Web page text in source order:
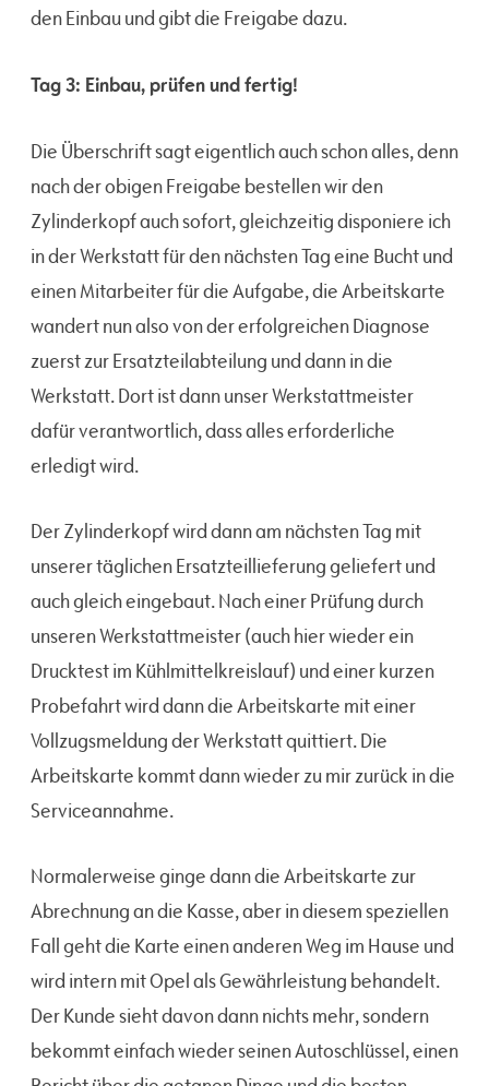
den Einbau und gibt die Freigabe dazu.
Tag 3: Einbau, prüfen und fertig!
Die Überschrift sagt eigentlich auch schon alles, denn
nach der obigen Freigabe bestellen wir den
Zylinderkopf auch sofort, gleichzeitig disponiere ich
in der Werkstatt für den nächsten Tag eine Bucht und
einen Mitarbeiter für die Aufgabe, die Arbeitskarte
wandert nun also von der erfolgreichen Diagnose
zuerst zur Ersatzteilabteilung und dann in die
Werkstatt. Dort ist dann unser Werkstattmeister
dafür verantwortlich, dass alles erforderliche
erledigt wird.
Der Zylinderkopf wird dann am nächsten Tag mit
unserer täglichen Ersatzteillieferung geliefert und
auch gleich eingebaut. Nach einer Prüfung durch
unseren Werkstattmeister (auch hier wieder ein
Drucktest im Kühlmittelkreislauf) und einer kurzen
Probefahrt wird dann die Arbeitskarte mit einer
Vollzugsmeldung der Werkstatt quittiert. Die
Arbeitskarte kommt dann wieder zu mir zurück in die
Serviceannahme.
Normalerweise ginge dann die Arbeitskarte zur
Abrechnung an die Kasse, aber in diesem speziellen
Fall geht die Karte einen anderen Weg im Hause und
wird intern mit Opel als Gewährleistung behandelt.
Der Kunde sieht davon dann nichts mehr, sondern
bekommt einfach wieder seinen Autoschlüssel, einen